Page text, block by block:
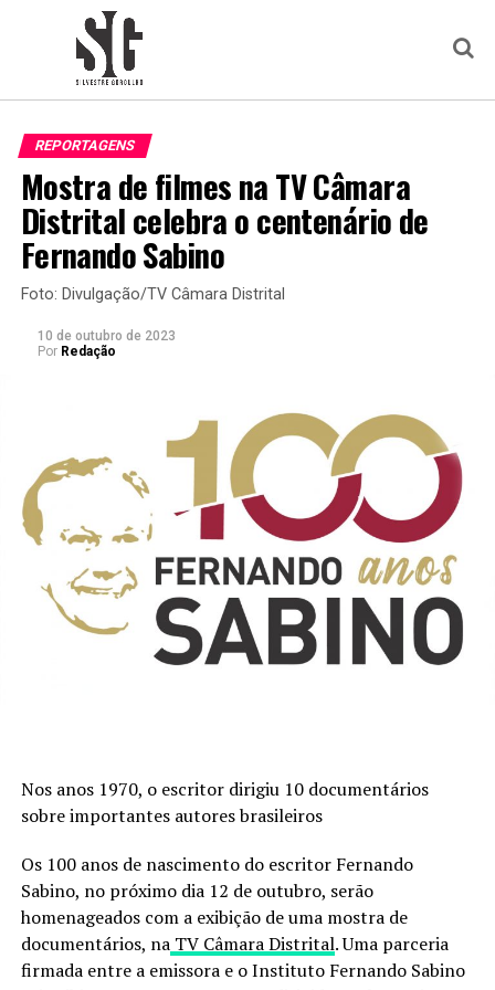
REPORTAGENS
Mostra de filmes na TV Câmara
Distrital celebra o centenário de
Fernando Sabino
Foto: Divulgação/TV Câmara Distrital
10 de outubro de 2023
Por Redação
Nos anos 1970, o escritor dirigiu 10 documentários
sobre importantes autores brasileiros
Os 100 anos de nascimento do escritor Fernando
Sabino, no próximo dia 12 de outubro, serão
homenageados com a exibição de uma mostra de
documentários, naTV Câmara Distrital. Uma parceria
firmada entre a emissora e o Instituto Fernando Sabino